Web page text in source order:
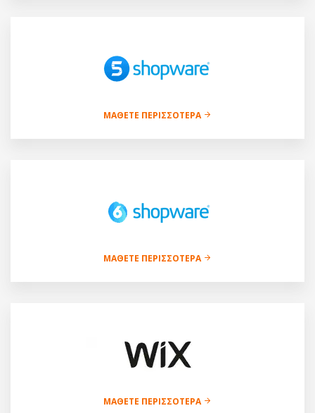
ΜΆΘΕΤΕ ΠΕΡΙΣΣΌΤΕΡΑ
ΜΆΘΕΤΕ ΠΕΡΙΣΣΌΤΕΡΑ
ΜΆΘΕΤΕ ΠΕΡΙΣΣΌΤΕΡΑ